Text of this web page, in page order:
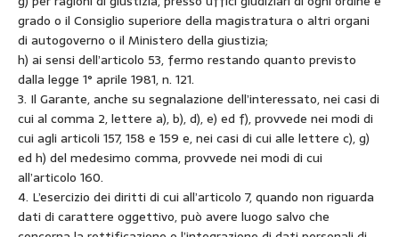
grado o il Consiglio superiore della magistratura o altri organi
di autogoverno o il Ministero della giustizia;
h) ai sensi dell’articolo 53, fermo restando quanto previsto
dalla legge 1° aprile 1981, n. 121.
3. Il Garante, anche su segnalazione dell’interessato, nei casi di
cui al comma 2, lettere a), b), d), e) ed f), provvede nei modi di
cui agli articoli 157, 158 e 159 e, nei casi di cui alle lettere c), g)
ed h) del medesimo comma, provvede nei modi di cui
all’articolo 160.
4. L’esercizio dei diritti di cui all’articolo 7, quando non riguarda
dati di carattere oggettivo, può avere luogo salvo che